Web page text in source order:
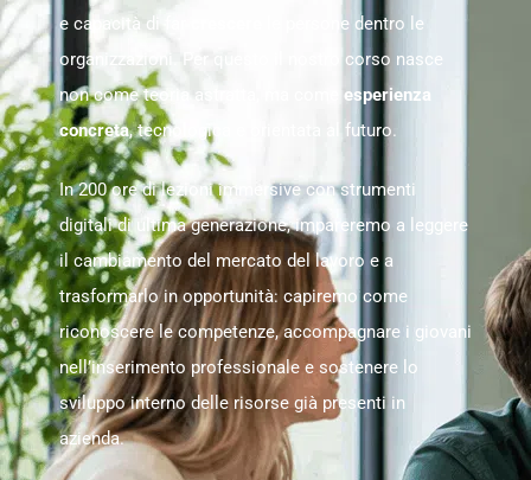
e capacità di far
le persone dentro le
organizzazioni. Per questo il nostro corso nasce
non come teoria astratta, ma come esperienza
concreta, tecnologica e orientata al futuro.
In 200 ore di lezioni immersive con strumenti
digitali di ultima generazione, impareremo a leggere
il cambiamento del mercato del lavoro e a
trasformarlo in opportunità: capiremo come
riconoscere le competenze, accompagnare i giovani
nell’inserimento professionale e sostenere lo
sviluppo interno delle risorse già presenti in
azienda.
OL Chatbot